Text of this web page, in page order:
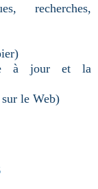
recherches,
à jour et la
le Web)